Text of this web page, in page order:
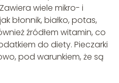
wiele mikro- i
błonnik, białko, potas,
źródłem witamin, co
do diety. Pieczarki
pod warunkiem, że są